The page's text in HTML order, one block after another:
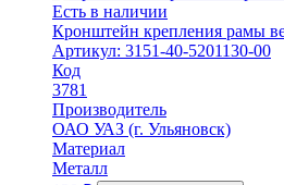
Есть в наличии
Кронштейн крепления рамы
Артикул: 3151-40-5201130-00
Код
3781
Производитель
ОАО УАЗ (г. Ульяновск)
Материал
Металл